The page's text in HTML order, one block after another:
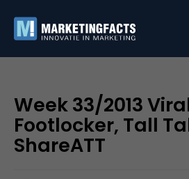
Week 33/2013
Footlocker, Tall
ShareATT